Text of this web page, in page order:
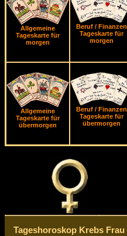
Allgemeine
Tageskarte für
morgen
Beruf / Finanzen
Tageskarte für
morgen
Allgemeine
Tageskarte für
übermorgen
Beruf / Finanzen
Tageskarte für
übermorgen
Tageshoroskop Krebs Frau